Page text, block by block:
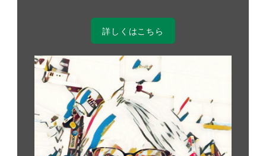
詳しくはこちら